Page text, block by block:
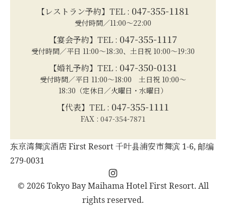
【レストラン予約】TEL : 047-355-1181
受付時間／11:00～22:00
【宴会予約】TEL : 047-355-1117
受付時間／平日 11:00～18:30、土日祝 10:00～19:30
【婚礼予約】TEL : 047-350-0131
受付時間／平日 11:00～18:00 土日祝 10:00～
18:30（定休日／火曜日・水曜日）
【代表】TEL : 047-355-1111
FAX : 047-354-7871
东京湾舞滨酒店 First Resort 千叶县浦安市舞滨 1-6, 邮编
279-0031
Instagram
© 2026 Tokyo Bay Maihama Hotel First Resort. All
rights reserved.